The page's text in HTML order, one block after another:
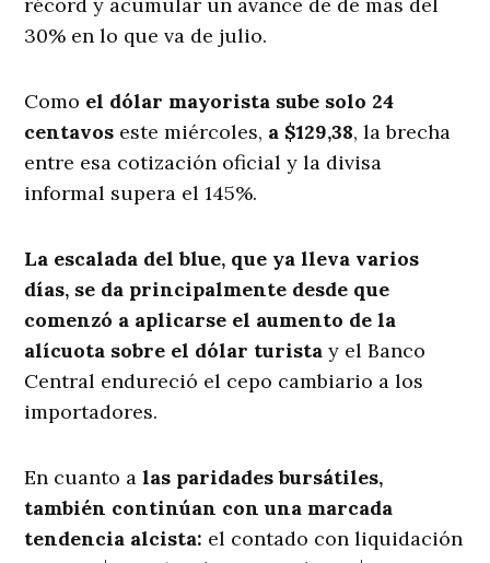
30% en lo que va de julio.
Como el dólar mayorista sube solo 24
centavos este miércoles, a $129,38, la brecha
entre esa cotización oficial y la divisa
informal supera el 145%.
La escalada del blue, que ya lleva varios
días, se da principalmente desde que
comenzó a aplicarse el aumento de la
alícuota sobre el dólar turista y el Banco
Central endureció el cepo cambiario a los
importadores.
En cuanto a las paridades bursátiles,
también continúan con una marcada
tendencia alcista: el contado con liquidación